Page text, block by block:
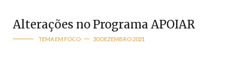
Alterações no Programa APOIAR
TEMA EM FOCO 30 DEZEMBRO 2021